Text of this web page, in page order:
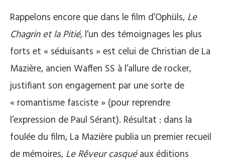
Rappelons encore que dans le film d’Ophüls, Le
Chagrin et la Pitié, l’un des témoignages les plus
forts et « séduisants » est celui de Christian de La
Mazière, ancien Waffen SS à l’allure de rocker,
justifiant son engagement par une sorte de
« romantisme fasciste » (pour reprendre
l’expression de Paul Sérant). Résultat : dans la
foulée du film, La Mazière publia un premier recueil
de mémoires, Le Rêveur casquéaux éditions